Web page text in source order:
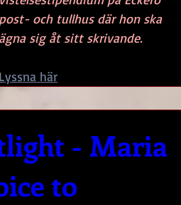
post- och tullhus där hon ska
ägna sig åt sitt skrivande.
Lyssna här
- Maria
to